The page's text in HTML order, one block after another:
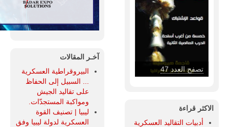
تصفح العدد 46
الاكثر قراءة
أدبيات التقاليد العسكرية
آخـر المقالات
البيروقراطية العسكرية
... السبيل إلى الحفاظ
على تقاليد الجيش
ومواكبة المستجدّات.
ليبيا | تصنيف القوة
العسكرية لدولة ليبيا وفق